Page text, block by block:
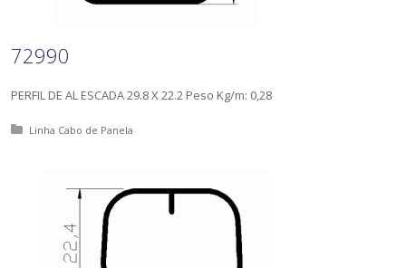
72990
PERFIL DE AL ESCADA 29.8 X 22.2 Peso Kg/m: 0,28
Posted in:
Linha Cabo de Panela